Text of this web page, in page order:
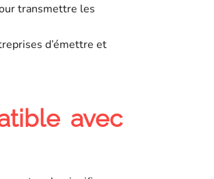
transmettre les
d’émettre et
avec